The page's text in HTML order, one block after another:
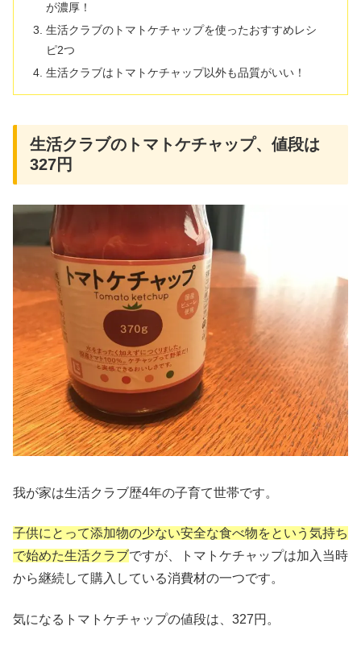
が濃厚！
生活クラブのトマトケチャップを使ったおすすめレシ
ピ2つ
生活クラブはトマトケチャップ以外も品質がいい！
生活クラブのトマトケチャップ、値段は
327円
我が家は生活クラブ歴4年の子育て世帯です。
子供にとって添加物の少ない安全な食べ物をという気持ち
で始めた生活クラブですが、トマトケチャップは加入当時
から継続して購入している消費材の一つです。
気になるトマトケチャップの値段は、327円。